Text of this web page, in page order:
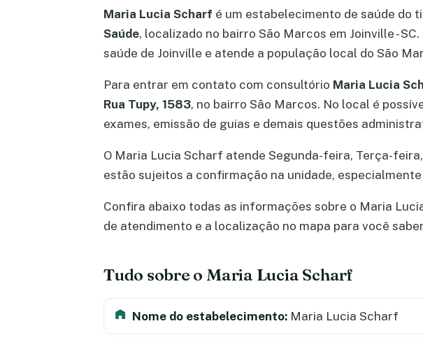
Maria Lucia Scharf é um estabelecimento de saúde do
Saúde, localizado no bairro São Marcos em Joinville -
saúde de Joinville e atende a população local do São
Para entrar em contato com consultório Maria Lucia
Rua Tupy, 1583, no bairro São Marcos. No local é
exames, emissão de guias e demais questões
O Maria Lucia Scharf atende Segunda-feira, Terça-
estão sujeitos a confirmação na unidade,
Confira abaixo todas as informações sobre o Maria
de atendimento e a localização no mapa para você
Tudo sobre o Maria Lucia Scharf
Nome do estabelecimento: Maria Lucia Scharf